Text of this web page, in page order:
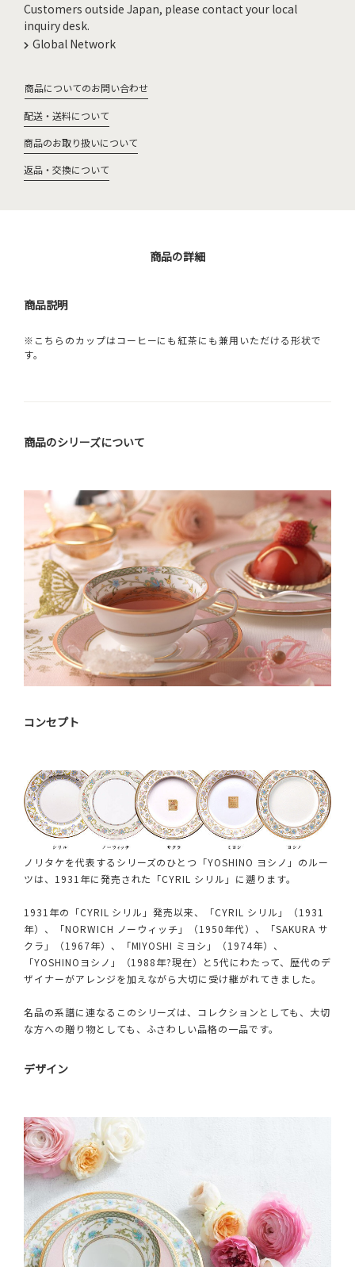
Customers outside Japan, please contact your local
inquiry desk.
Global Network
商品についてのお問い合わせ
配送・送料について
商品のお取り扱いについて
返品・交換について
商品の詳細
商品説明
※こちらのカップはコーヒーにも紅茶にも兼用いただける形状で
す。
商品のシリーズについて
コンセプト
ノリタケを代表するシリーズのひとつ「YOSHINO ヨシノ」のルー
ツは、1931年に発売された「CYRIL シリル」に遡ります。
1931年の「CYRIL シリル」発売以来、「CYRIL シリル」（1931
年）、「NORWICH ノーウィッチ」（1950年代）、「SAKURA サ
クラ」（1967年）、「MIYOSHI ミヨシ」（1974年）、
「YOSHINOヨシノ」（1988年?現在）と5代にわたって、歴代のデ
ザイナーがアレンジを加えながら大切に受け継がれてきました。
名品の系譜に連なるこのシリーズは、コレクションとしても、大切
な方への贈り物としても、ふさわしい品格の一品です。
デザイン